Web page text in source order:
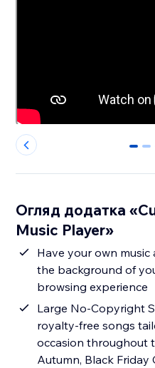
0 1
Огляд додатка
Music Player»
Have your own
the background of
browsing experience
Large No-Copyright
royalty-free songs
occasion throughout
Autumn, Black Friday